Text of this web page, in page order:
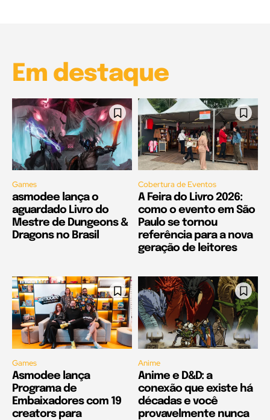
Em destaque
Games
asmodee lança o
aguardado Livro do
Mestre de Dungeons &
Dragons no Brasil
Cobertura de Eventos
A Feira do Livro 2026:
como o evento em São
Paulo se tornou
referência para a nova
geração de leitores
Games
Asmodee lança
Programa de
Embaixadores com 19
creators para
Anime
Anime e D&D: a
conexão que existe há
décadas e você
provavelmente nunca